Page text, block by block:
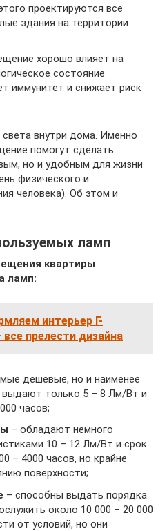
проектируются все
здания на территории
хорошо влияет на
состояние
иммунитет и снижает риск
внутри дома. Именно
помогут сделать
но и удобным для жизни
физического и
человека). Об этом и
ламп
квартиры
ламп:
интерьер Г-
прелести дизайна
дешевые, но и наименее
выдают только 5 – 8 Лм/Вт и
часов;
– обладают немного
10 – 12 Лм/Вт и срок
– 4000 часов, но крайне
поверхности;
– способны выдать порядка
около 10 000 – 20 000
от условий, но они